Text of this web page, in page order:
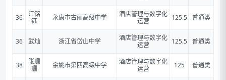
36
江铭
钰
永康市古丽高级中学
酒店管理与数字化
运营
125.5 普通类
36 武灿 浙江省岱山中学
酒店管理与数字化
运营
125.5 普通类
38
张珊
珊
余姚市第四高级中学
酒店管理与数字化
运营
125 普通类